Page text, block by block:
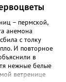
срезать
лаванда
символ
в посадочную
В первый год
силы куста
года
Бойко,
здесь
– пермской,
анемона
с толку
И повторное
в
нежные белые
ветренице